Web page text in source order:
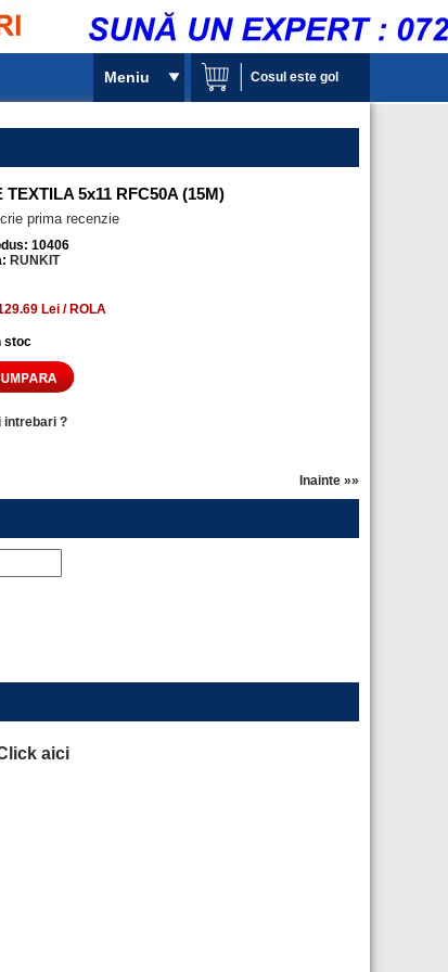
Meniu Cosul este gol
5x11 RFC50A (15M)
prima recenzie
10406
RUNKIT
Lei / ROLA
stoc
intrebari ?
Inainte »»
aici